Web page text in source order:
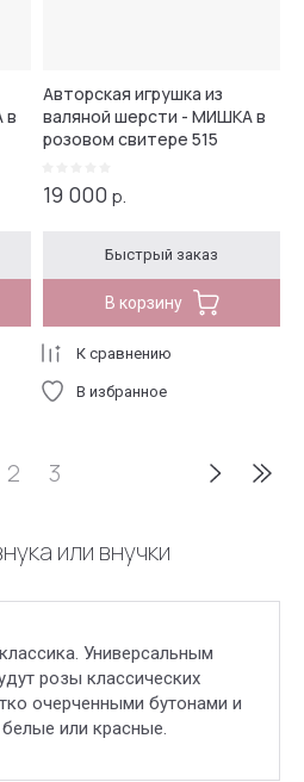
в
Авторская игрушка из
валяной шерсти - МИШКА в
розовом свитере 515
19 000 р.
Быстрый заказ
В корзину
К сравнению
В избранное
2 3
или внучки
Универсальным
розы классических
очерченными бутонами и
или красные.